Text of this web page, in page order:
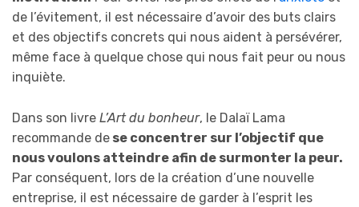
de l’évitement, il est nécessaire d’avoir des buts clairs
et des objectifs concrets qui nous aident à persévérer,
même face à quelque chose qui nous fait peur ou nous
inquiète.
Dans son livre L’Art du bonheur, le Dalaï Lama
recommande de se concentrer sur l’objectif que
nous voulons atteindre afin de surmonter la peur.
Par conséquent, lors de la création d’une nouvelle
entreprise, il est nécessaire de garder à l’esprit les